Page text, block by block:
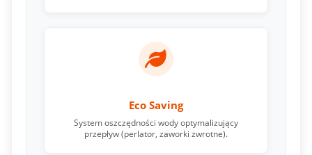
Eco Saving
System oszczędności wody optymalizujący
przepływ (perlator, zaworki zwrotne).